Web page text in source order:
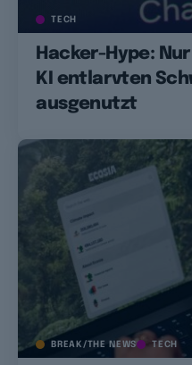
TECH
Hacker-Hype:
KI entlarvten
ausgenutzt
BREAK/THE NEWS TECH